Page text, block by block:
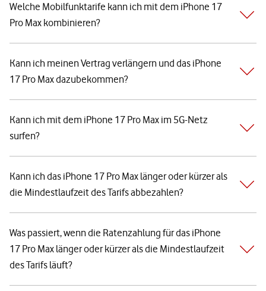
Welche Mobilfunktarife kann ich mit dem iPhone 17
Pro Max kombinieren?
Kann ich meinen Vertrag verlängern und das iPhone
17 Pro Max dazubekommen?
Kann ich mit dem iPhone 17 Pro Max im 5G-Netz
surfen?
Kann ich das iPhone 17 Pro Max länger oder kürzer als
die Mindestlaufzeit des Tarifs abbezahlen?
Was passiert, wenn die Ratenzahlung für das iPhone
17 Pro Max länger oder kürzer als die Mindestlaufzeit
des Tarifs läuft?